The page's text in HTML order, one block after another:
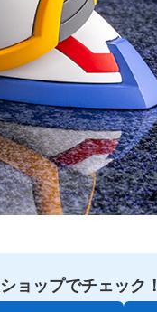
ョップでチェック！